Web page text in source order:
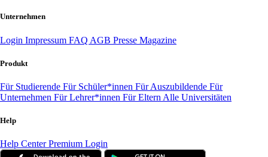
Unternehmen
Login Impressum FAQ AGB Presse Magazine
Produkt
Für Studierende Für Schüler*innen Für Auszubildende Für
Unternehmen Für Lehrer*innen Für Eltern Alle Universitäten
Help
Help CenterPremium Login